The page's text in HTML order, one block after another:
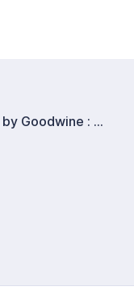
Garage by Goodwine : le vin naturel entre sur la scène